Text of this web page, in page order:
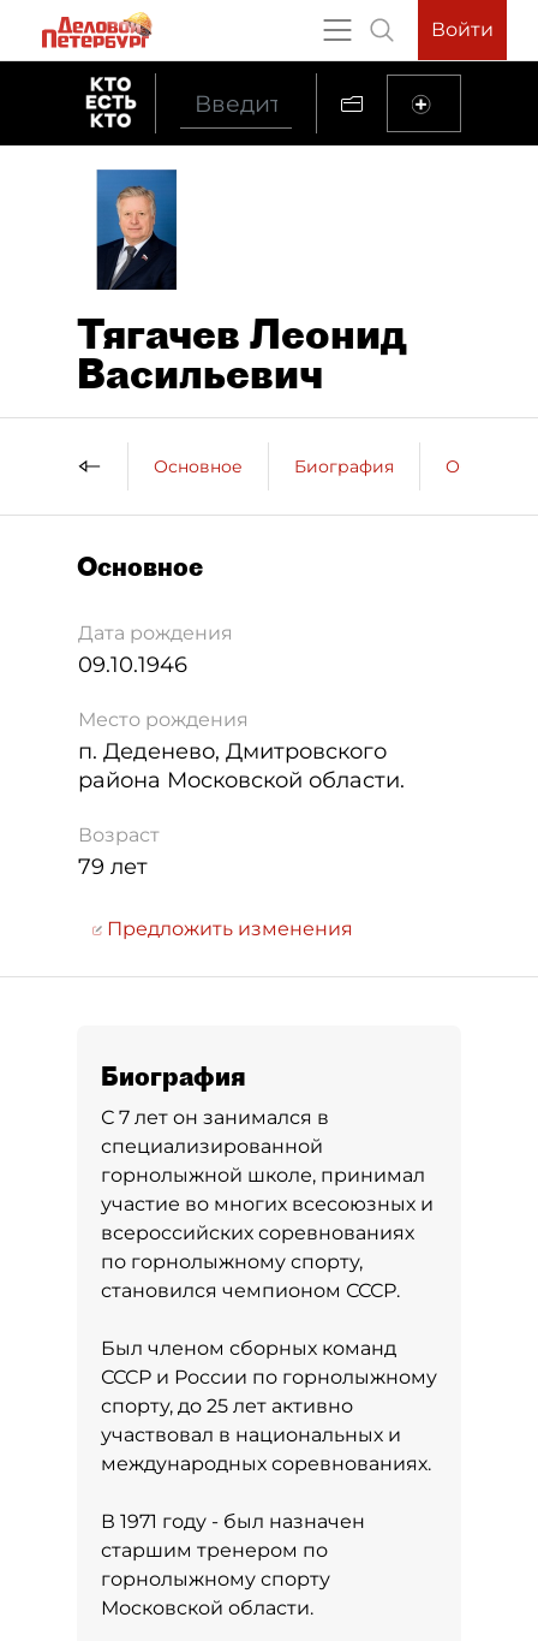
Войти
Тягачев Леонид
Васильевич
Основное Биография
Основное
Дата рождения
09.10.1946
Место рождения
п. Деденево, Дмитровского
района Московской области.
Возраст
79 лет
Предложить изменения
Биография
С 7 лет он занимался в
специализированной
горнолыжной школе, принимал
участие во многих всесоюзных и
всероссийских соревнованиях
по горнолыжному спорту,
становился чемпионом СССР.
Был членом сборных команд
СССР и России по горнолыжному
спорту, до 25 лет активно
участвовал в национальных и
международных соревнованиях.
В 1971 году - был назначен
старшим тренером по
горнолыжному спорту
Московской области.